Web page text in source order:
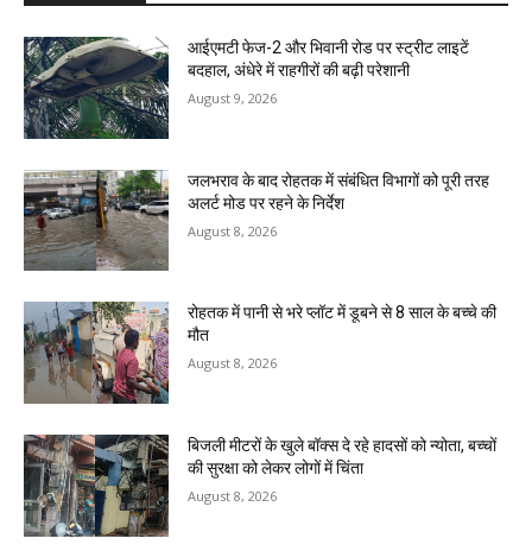
आईएमटी फेज-2 और भिवानी रोड पर स्ट्रीट लाइटें
बदहाल, अंधेरे में राहगीरों की बढ़ी परेशानी
August 9, 2026
जलभराव के बाद रोहतक में संबंधित विभागों को पूरी तरह
अलर्ट मोड पर रहने के निर्देश
August 8, 2026
रोहतक में पानी से भरे प्लॉट में डूबने से 8 साल के बच्चे की
मौत
August 8, 2026
बिजली मीटरों के खुले बॉक्स दे रहे हादसों को न्योता, बच्चों
की सुरक्षा को लेकर लोगों में चिंता
August 8, 2026